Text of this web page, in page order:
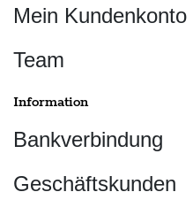
Mein Kundenkonto
Team
Information
Bankverbindung
Geschäftskunden